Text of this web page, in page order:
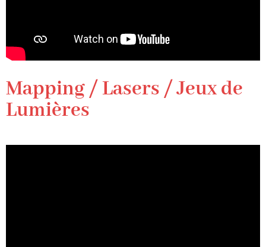
Mapping / Lasers / Jeux de
Lumières